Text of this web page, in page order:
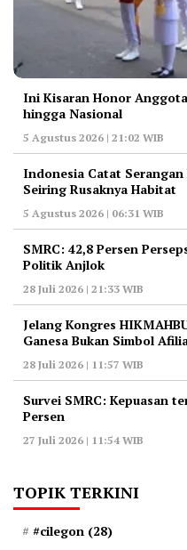
Ini Kisaran Honor
hingga Nasional
5 Agustus 2026 | 21:02 WIB
Indonesia Catat
Seiring Rusaknya Habitat
5 Agustus 2026 | 06:31 WIB
‎SMRC: 42,8 Persen
Politik Anjlok
28 Juli 2026 | 21:33 WIB
‎Jelang Kongres
Ganesa Bukan Simbol
28 Juli 2026 | 11:57 WIB
‎Survei SMRC: Kepuasan
Persen
27 Juli 2026 | 11:54 WIB
TOPIK TERKINI
#cilegon (28)